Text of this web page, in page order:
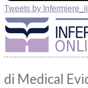
Tweets by
di Medical